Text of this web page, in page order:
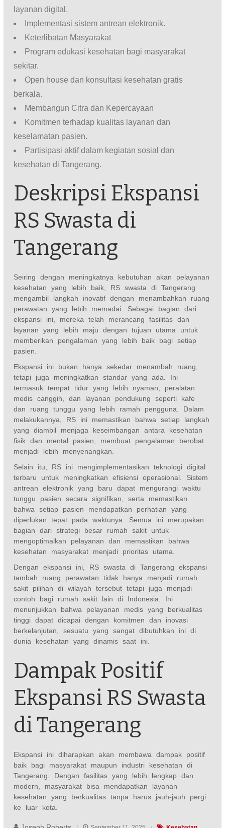
layanan digital.
Implementasi sistem antrean elektronik.
Keterlibatan Masyarakat
Program edukasi kesehatan bagi masyarakat
sekitar.
Open house dan konsultasi kesehatan gratis
berkala.
Membangun Citra dan Kepercayaan
Komitmen terhadap kualitas layanan dan
keselamatan pasien.
Partisipasi aktif dalam kegiatan sosial dan
kesehatan di Tangerang.
Deskripsi Ekspansi
RS Swasta di
Tangerang
Seiring dengan meningkatnya kebutuhan akan pelayanan
kesehatan yang lebih baik, RS swasta di Tangerang
mengambil langkah inovatif dengan menambahkan ruang
perawatan yang lebih memadai. Sebagai bagian dari
ekspansi ini, mereka telah merancang fasilitas dan
layanan yang lebih maju dengan tujuan utama untuk
memberikan pengalaman yang lebih baik bagi setiap
pasien.
Ekspansi ini bukan hanya sekedar menambah ruang,
tetapi juga meningkatkan standar yang ada. Ini
termasuk tempat tidur yang lebih nyaman, peralatan
medis canggih, dan layanan pendukung seperti kafe
dan ruang tunggu yang lebih ramah pengguna. Dalam
melakukannya, RS ini memastikan bahwa setiap langkah
yang diambil menjaga keseimbangan antara kesehatan
fisik dan mental pasien, membuat pengalaman berobat
menjadi lebih menyenangkan.
Selain itu, RS ini mengimplementasikan teknologi digital
terbaru untuk meningkatkan efisiensi operasional. Sistem
antrean elektronik yang baru dapat mengurangi waktu
tunggu pasien secara signifikan, serta memastikan
bahwa setiap pasien mendapatkan perhatian yang
diperlukan tepat pada waktunya. Semua ini merupakan
bagian dari strategi besar rumah sakit untuk
mengoptimalkan pelayanan dan memastikan bahwa
kesehatan masyarakat menjadi prioritas utama.
Dengan ekspansi ini, RS swasta di Tangerang ekspansi
tambah ruang perawatan tidak hanya menjadi rumah
sakit pilihan di wilayah tersebut tetapi juga menjadi
contoh bagi rumah sakit lain di Indonesia. Ini
menunjukkan bahwa pelayanan medis yang berkualitas
tinggi dapat dicapai dengan komitmen dan inovasi
berkelanjutan, sesuatu yang sangat dibutuhkan ini di
dunia kesehatan yang dinamis saat ini.
Dampak Positif
Ekspansi RS Swasta
di Tangerang
Ekspansi ini diharapkan akan membawa dampak positif
baik bagi masyarakat maupun industri kesehatan di
Tangerang. Dengan fasilitas yang lebih lengkap dan
modern, masyarakat bisa mendapatkan layanan
kesehatan yang berkualitas tanpa harus jauh-jauh pergi
ke luar kota.